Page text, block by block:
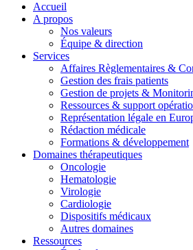
Accueil
A propos
Nos valeurs
Équipe & direction
Services
Affaires Règlementaires &
Gestion des frais patients
Gestion de projets &
Ressources & support
Représentation légale en
Rédaction médicale
Formations & développement
Domaines thérapeutiques
Oncologie
Hematologie
Virologie
Cardiologie
Dispositifs médicaux
Autres domaines
Ressources